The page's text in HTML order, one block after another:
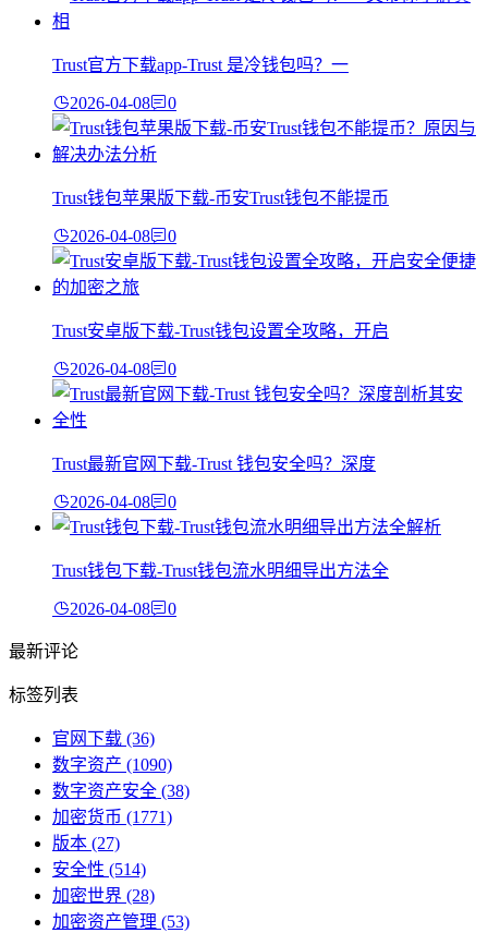
Trust官方下载app-Trust 是冷钱包吗？一
2026-04-08 0
Trust钱包苹果版下载-币安Trust钱包不能提币
2026-04-08 0
Trust安卓版下载-Trust钱包设置全攻略，开启
2026-04-08 0
Trust最新官网下载-Trust 钱包安全吗？深度
2026-04-08 0
Trust钱包下载-Trust钱包流水明细导出方法全
2026-04-08 0
最新评论
标签列表
官网下载 (36)
数字资产 (1090)
数字资产安全 (38)
加密货币 (1771)
版本 (27)
安全性 (514)
加密世界 (28)
加密资产管理 (53)